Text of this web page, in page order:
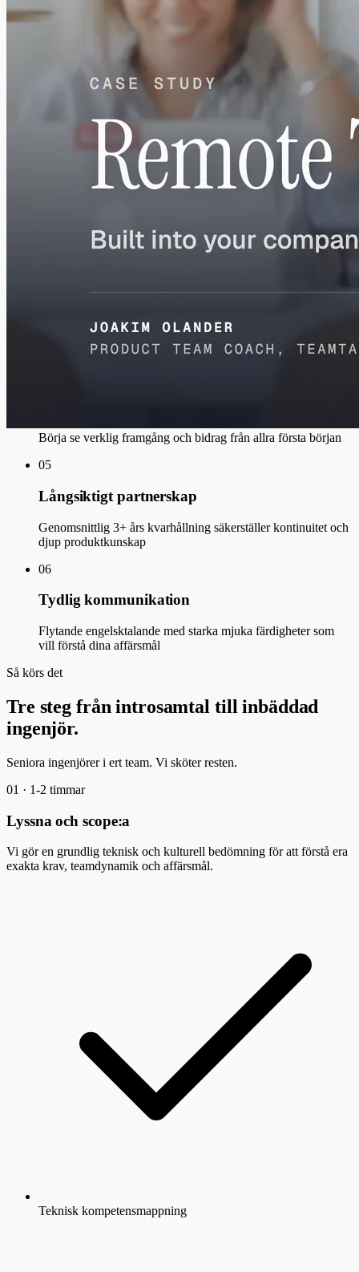
Varje ingenjör är dedikerad uteslutande till ditt projekt. Vi matchar
rätt talang till dina behov, vilket möjliggör smidig integration och
AI-Native Approach
Ingenjörer som utnyttjar AI-verktyg för att leverera snabbare,
högre kvalitetsresultat
Exakt färdighetsanpassning till dina projektkrav och
Fullständig fokus
100% uppmärksamhet på ditt projekt utan distraktioner
Börja se verklig framgång och bidrag från allra första början
05
Långsiktigt partnerskap
Genomsnittlig 3+ års kvarhållning säkerställer kontinuitet och
djup produktkunskap
06
Tydlig kommunikation
Flytande engelsktalande med starka mjuka färdigheter som
vill förstå dina affärsmål
Så körs det
Tre steg från introsamtal till inbäddad
ingenjör.
Seniora ingenjörer i ert team. Vi sköter resten.
01 · 1-2 timmar
Lyssna och scope:a
Vi gör en grundlig teknisk och kulturell bedömning för att förstå era
exakta krav, teamdynamik och affärsmål.
Teknisk kompetensmappning